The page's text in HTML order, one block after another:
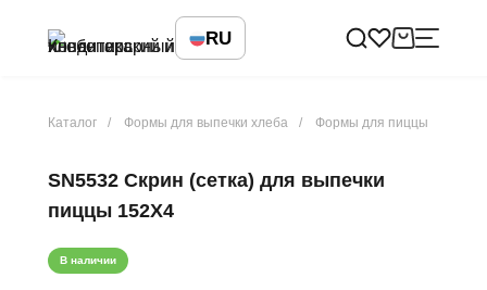
RU
Каталог Формы для выпечки хлеба Формы для пиццы
SN5532 Скрин (сетка) для выпечки
пиццы 152X4
В наличии